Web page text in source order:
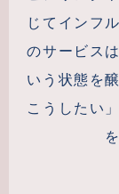
じてインフ
のサービス
いう状態を
こうしたい